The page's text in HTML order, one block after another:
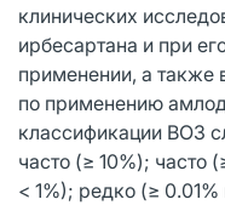
клинических
ирбесартана и при
применении, а также
по применению
классификации ВОЗ
часто (≥ 10%); часто
< 1%); редко (≥